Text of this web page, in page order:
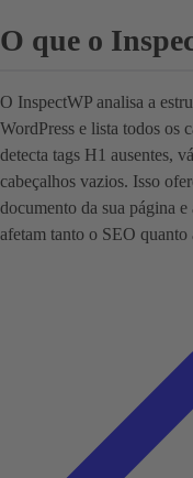
O que o
O InspectWP analisa a
WordPress e lista todos os
detecta tags H1 ausentes,
cabeçalhos vazios. Isso
documento da sua página
afetam tanto o SEO quanto